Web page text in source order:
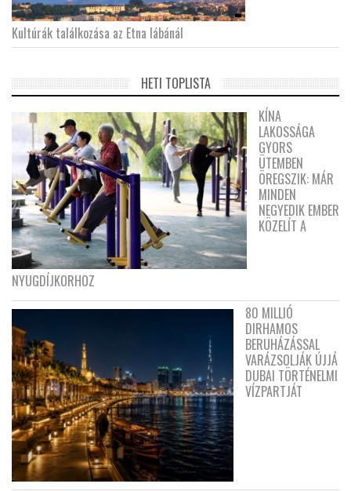
Kultúrák találkozása az Etna lábánál
HETI TOPLISTA
KÍNA
LAKOSSÁGA
GYORS
ÜTEMBEN
ÖREGSZIK: MÁR
MINDEN
NEGYEDIK EMBER
KÖZELÍT A
NYUGDÍJKORHOZ
80 MILLIÓ
DIRHAMOS
BERUHÁZÁSSAL
VARÁZSOLJÁK ÚJJÁ
DUBAI TÖRTÉNELMI
VÍZPARTJÁT